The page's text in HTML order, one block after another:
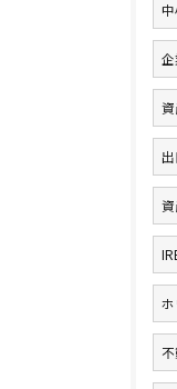
資